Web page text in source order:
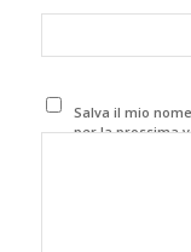
Salva il mio
per la prossima